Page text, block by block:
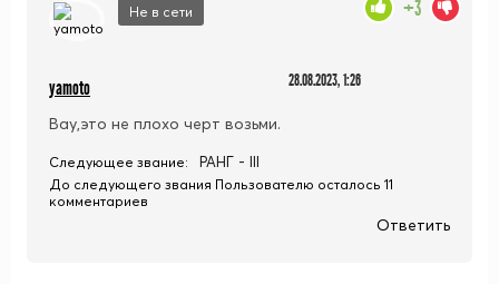
Не в сети
yamoto 28.08.2023, 1:26
Вау,это не плохо черт возьми.
+3
Следующее звание: РАНГ - III
До следующего звания Пользователю осталось 11
комментариев
Ответить